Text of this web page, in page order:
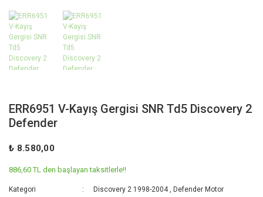
ERR6951 V-Kayış Gergisi SNR Td5 Discovery 2
Defender
₺ 8.580,00
886,60 TL den başlayan taksitlerle!!
Kategori Discovery 2 1998-2004 ,Defender Motor